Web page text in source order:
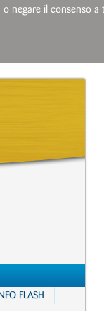
FLASH
negare il consenso